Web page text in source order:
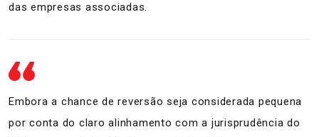
das empresas associadas.
Embora a chance de reversão seja considerada pequena
por conta do claro alinhamento com a jurisprudência do